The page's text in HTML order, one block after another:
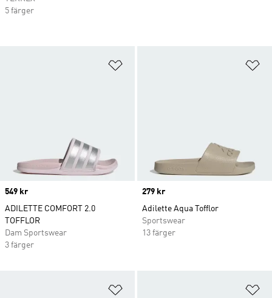
Price
549 kr
ADILETTE COMFORT 2.0
TOFFLOR
Dam Sportswear
3 färger
Price
279 kr
Adilette Aqua Tofflor
Sportswear
13 färger
5 färger